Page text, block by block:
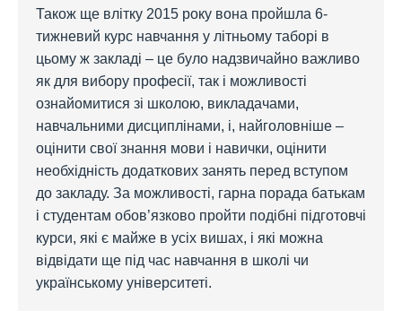
Також ще влітку 2015 року вона пройшла 6-
тижневий курс навчання у літньому таборі в
цьому ж закладі – це було надзвичайно важливо
як для вибору професії, так і можливості
ознайомитися зі школою, викладачами,
навчальними дисциплінами, і, найголовніше –
оцінити свої знання мови і навички, оцінити
необхідність додаткових занять перед вступом
до закладу. За можливості, гарна порада батькам
і студентам обов’язково пройти подібні підготовчі
курси, які є майже в усіх вишах, і які можна
відвідати ще під час навчання в школі чи
українському університеті.